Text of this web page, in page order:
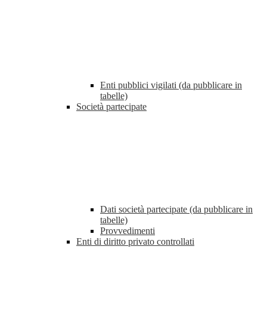
Enti pubblici vigilati (da pubblicare in
tabelle)
Società partecipate
Dati società partecipate (da pubblicare in
tabelle)
Provvedimenti
Enti di diritto privato controllati